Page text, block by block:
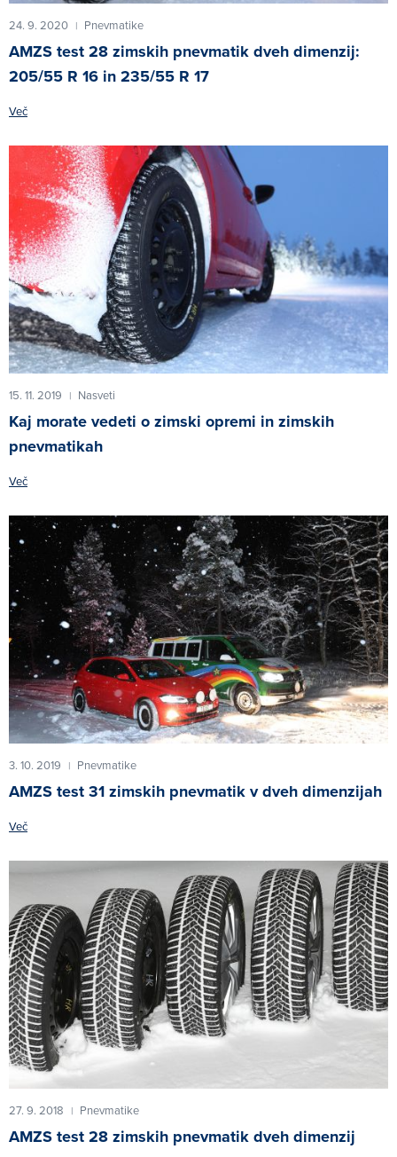
24. 9. 2020 | Pnevmatike
AMZS test 28 zimskih pnevmatik dveh dimenzij:
205/55 R 16 in 235/55 R 17
Več
15. 11. 2019 | Nasveti
Kaj morate vedeti o zimski opremi in zimskih
pnevmatikah
Več
3. 10. 2019 | Pnevmatike
AMZS test 31 zimskih pnevmatik v dveh dimenzijah
Več
27. 9. 2018 | Pnevmatike
AMZS test 28 zimskih pnevmatik dveh dimenzij